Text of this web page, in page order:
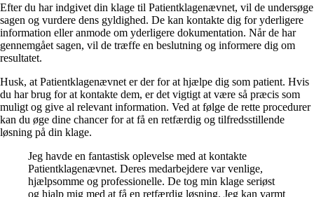
Efter du har indgivet din klage til Patientklagenævnet, vil de undersøge
sagen og vurdere dens gyldighed. De kan kontakte dig for yderligere
information eller anmode om yderligere dokumentation. Når de har
gennemgået sagen, vil de træffe en beslutning og informere dig om
resultatet.
Husk, at Patientklagenævnet er der for at hjælpe dig som patient. Hvis
du har brug for at kontakte dem, er det vigtigt at være så præcis som
muligt og give al relevant information. Ved at følge de rette procedurer
kan du øge dine chancer for at få en retfærdig og tilfredsstillende
løsning på din klage.
Jeg havde en fantastisk oplevelse med at kontakte
Patientklagenævnet. Deres medarbejdere var venlige,
hjælpsomme og professionelle. De tog min klage seriøst
og hjalp mig med at få en retfærdig løsning. Jeg kan varmt